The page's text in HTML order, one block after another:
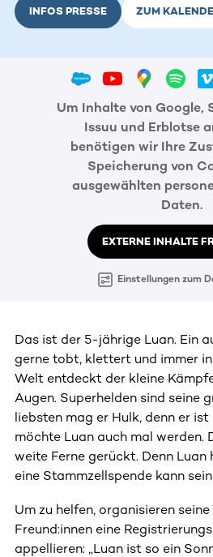
INFOS PRESSE ZUM
Um Inhalte von Google,
Issuu und Erblotse
benötigen wir Ihre
Speicherung von
ausgewählten
Daten.
EXTERNE INHALTE
Einstellungen zum
Das ist der 5-jährige Luan. Ein
gerne tobt, klettert und immer
Welt entdeckt der kleine
Augen. Superhelden sind seine
liebsten mag er Hulk, denn er
möchte Luan auch mal werden.
weite Ferne gerückt. Denn
eine Stammzellspende kann
Um zu helfen, organisieren
Freund:innen eine
appellieren: „Luan ist so ein